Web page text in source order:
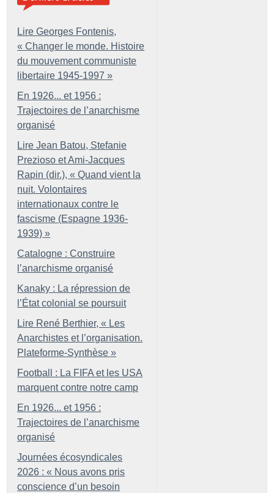
Lire Georges Fontenis,
« Changer le monde. Histoire
du mouvement communiste
libertaire 1945-1997 »
En 1926... et 1956 :
Trajectoires de l’anarchisme
organisé
Lire Jean Batou, Stefanie
Prezioso et Ami-Jacques
Rapin (dir.), « Quand vient la
nuit. Volontaires
internationaux contre le
fascisme (Espagne 1936-
1939) »
Catalogne : Construire
l’anarchisme organisé
Kanaky : La répression de
l’État colonial se poursuit
Lire René Berthier, « Les
Anarchistes et l’organisation.
Plateforme-Synthèse »
Football : La FIFA et les USA
marquent contre notre camp
En 1926... et 1956 :
Trajectoires de l’anarchisme
organisé
Journées écosyndicales
2026 : « Nous avons pris
conscience d’un besoin